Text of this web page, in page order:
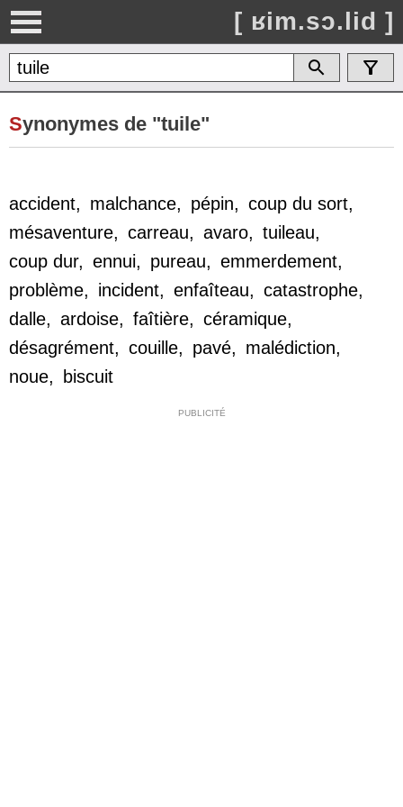
[ ʁim.sɔ.lid ]
Synonymes de "tuile"
accident, malchance, pépin, coup du sort,
mésaventure, carreau, avaro, tuileau,
coup dur, ennui, pureau, emmerdement,
problème, incident, enfaîteau, catastrophe,
dalle, ardoise, faîtière, céramique,
désagrément, couille, pavé, malédiction,
noue, biscuit
PUBLICITÉ